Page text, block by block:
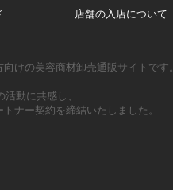
店舗の入店について
けの美容商材卸売通販サイトです。
動に共感し、
ナー契約を締結いたしました。